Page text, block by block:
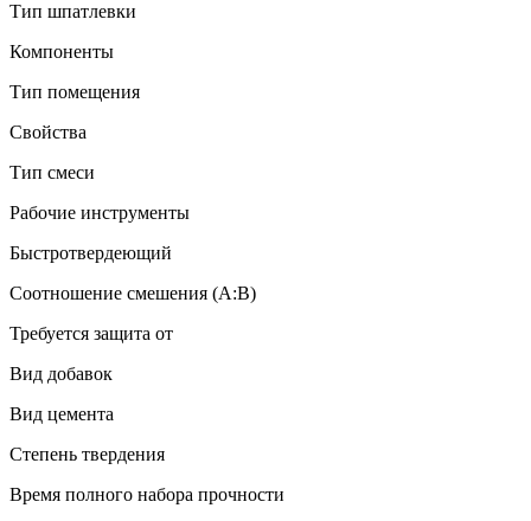
Тип шпатлевки
Компоненты
Тип помещения
Свойства
Тип смеси
Рабочие инструменты
Быстротвердеющий
Соотношение смешения (А:В)
Требуется защита от
Вид добавок
Вид цемента
Степень твердения
Время полного набора прочности